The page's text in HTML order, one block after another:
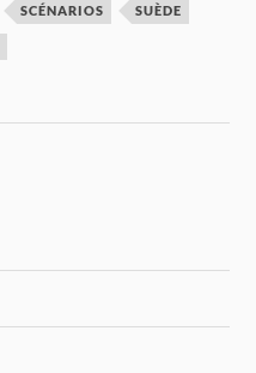
SCÉNARIOS SUÈDE